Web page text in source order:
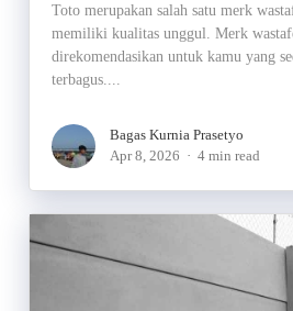
Toto merupakan salah satu merk
memiliki kualitas unggul. Merk
direkomendasikan untuk kamu yang
terbagus....
Bagas Kurnia Prasetyo
Apr 8, 2026
4 min read